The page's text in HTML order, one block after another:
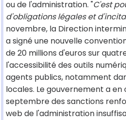
ou de l'administration. "C'est
d'obligations légales et
novembre, la Direction
a signé une nouvelle
de 20 millions d'euros sur
l'accessibilité des outils
agents publics, notamment
locales. Le gouvernement a
septembre des sanctions
web de l'administration